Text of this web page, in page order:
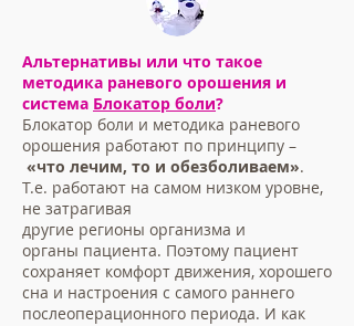
Альтернативы или что такое
методика раневого орошения и
система Блокатор боли?
Блокатор боли и методика раневого
орошения работают по принципу –
«что лечим, то и обезболиваем».
Т.е. работают на самом низком уровне,
не затрагивая
другие регионы организма и
органы пациента. Поэтому пациент
сохраняет комфорт движения, хорошего
сна и настроения с самого раннего
послеоперационного периода. И как